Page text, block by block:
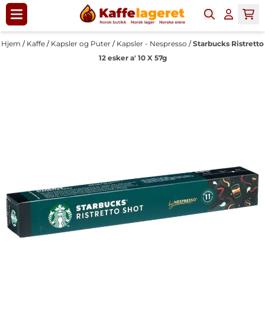
Hopp til innhold
Hjem / Kaffe / Kapsler og Puter / Kapsler - Nespresso /Starbucks Ristretto
12 esker a' 10 X 57g